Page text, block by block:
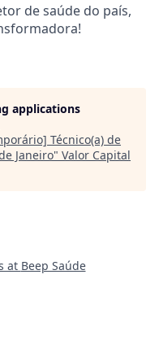
de saúde do país,
applications
Técnico(a) de
Janeiro" Valor Capital
at Beep Saúde